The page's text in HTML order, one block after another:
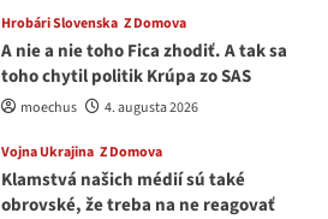
Hrobári Slovenska Z Domova
A nie a nie toho Fica zhodiť. A tak sa
toho chytil politik Krúpa zo SAS
moechus 4. augusta 2026
Vojna Ukrajina Z Domova
Klamstvá našich médií sú také
obrovské, že treba na ne reagovať